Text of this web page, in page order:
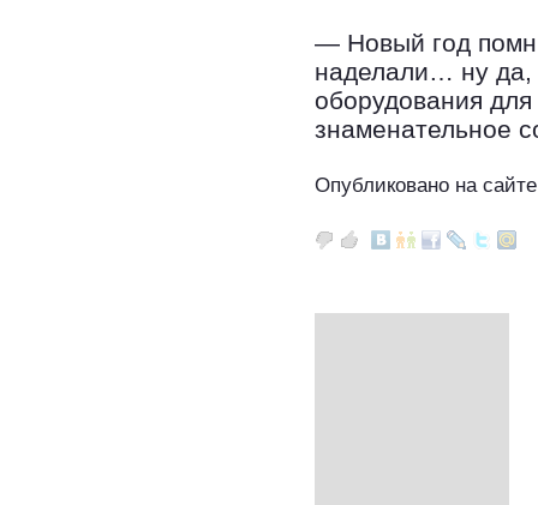
— Новый год
наделали… ну да,
оборудования
знаменательное
Опубликовано на